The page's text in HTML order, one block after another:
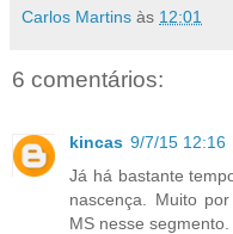
Carlos Martins às 12:01
6 comentários:
kincas 9/7/15 12:16
Já há bastante
nascença. Muito
MS nesse